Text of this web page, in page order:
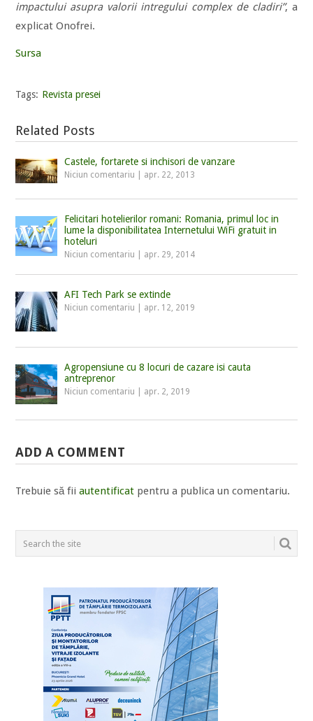
impactului asupra valorii intregului complex de cladiri”, a
explicat Onofrei.
Sursa
Tags: Revista presei
Related Posts
Castele, fortarete si inchisori de vanzare
Niciun comentariu apr. 22, 2013
Felicitari hotelierilor romani: Romania, primul loc in
lume la disponibilitatea Internetului WiFi gratuit in
hoteluri
Niciun comentariu apr. 29, 2014
AFI Tech Park se extinde
Niciun comentariu apr. 12, 2019
Agropensiune cu 8 locuri de cazare isi cauta
antreprenor
Niciun comentariu apr. 2, 2019
ADD A COMMENT
Trebuie să fiiautentificat pentru a publica un comentariu.